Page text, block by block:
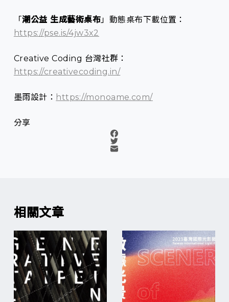
「潮公益 生成藝術桌布 」動態桌布下載位置：
https://pse.is/4jw3x2
Creative Coding 台灣社群：
https://creativecoding.in/
墨雨設計： https://monoame.com/
分享
相關文章